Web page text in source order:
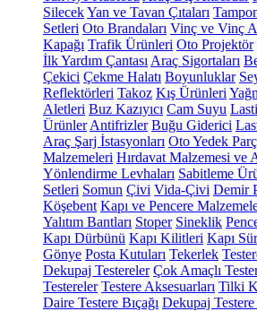
SilecekYan ve Tavan Çıtaları
Setleri Oto Brandaları Vinç ve Vinç
Kapağı Trafik Ürünleri Oto Projektör
İlk Yardım Çantası Araç Sigortaları
Çekici Çekme Halatı Boyunluklar
Reflektörleri Takoz Kış Ürünleri
Aletleri Buz Kazıyıcı Cam Suyu
Ürünler Antifrizler Buğu Giderici
Araç Şarj İstasyonları Oto Yedek
Malzemeleri Hırdavat Malzemesi ve
Yönlendirme Levhaları Sabitleme
Setleri Somun Çivi Vida-Çivi Demir
Köşebent Kapı ve Pencere
Yalıtım Bantları Stoper Sineklik
Kapı Dürbünü Kapı Kilitleri Kapı
Gönye Posta Kutuları Tekerlek
Dekupaj Testereler Çok Amaçlı
Testereler Testere Aksesuarları Tilki
Daire Testere Bıçağı Dekupaj